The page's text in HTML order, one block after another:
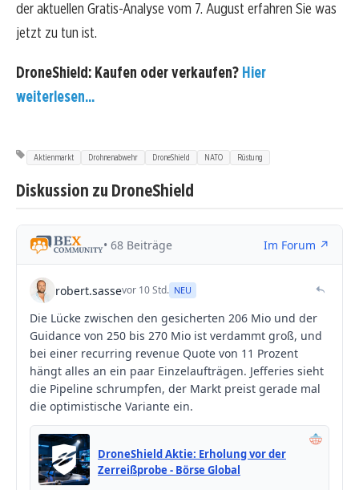
der aktuellen Gratis-Analyse vom 7. August erfahren Sie was
jetzt zu tun ist.
DroneShield: Kaufen oder verkaufen? Hier
weiterlesen...
Aktienmarkt Drohnenabwehr DroneShield NATO Rüstung
Diskussion zu DroneShield